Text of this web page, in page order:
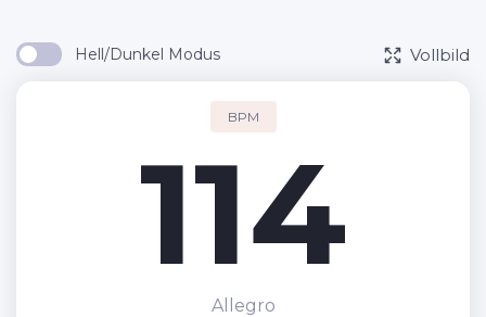
Hell/Dunkel Modus Vollbild
BPM
114
Allegro